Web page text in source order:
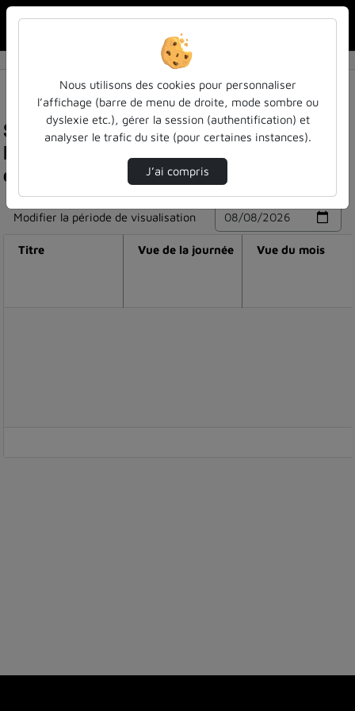
Statistiques de visualisation de la vidéo
Interview - carine staropoli - economiste -
conférence chaire renel du 14 juin 2024
Modifier la période de visualisation
Titre Vue de la journée Vue du mois
Nous utilisons des cookies pour personnaliser
l’affichage (barre de menu de droite, mode sombre ou
dyslexie etc.), gérer la session (authentification) et
analyser le trafic du site (pour certaines instances).
J’ai compris